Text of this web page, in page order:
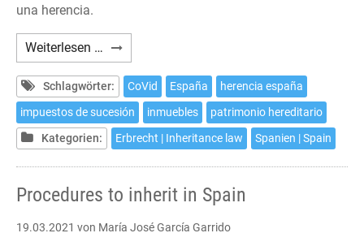
una herencia.
Weiterlesen … Trámites
para
heredar
en
España
Schlagwörter: CoVid España
herencia españa
impuestos de sucesión
inmuebles
patrimonio hereditario
Kategorien:
Erbrecht | Inheritance law Spanien | Spain
Procedures to inherit in Spain
19.03.2021 von María José García Garrido